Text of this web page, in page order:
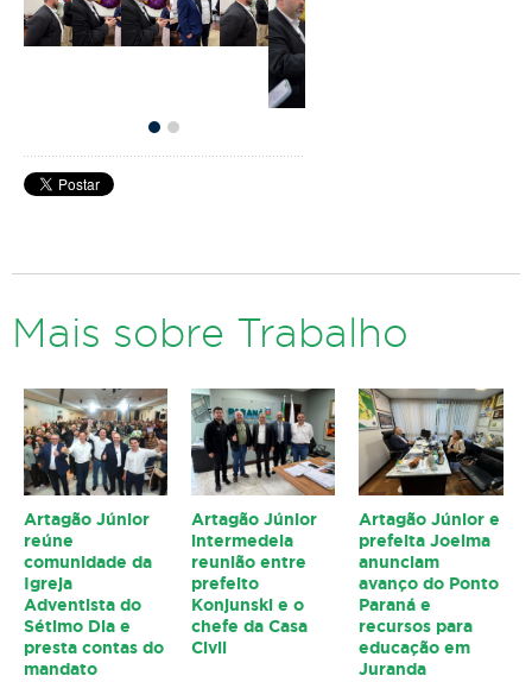
Mais sobre Trabalho
Artagão Júnior
reúne
comunidade da
Igreja
Adventista do
Sétimo Dia e
presta contas do
mandato
Artagão Júnior
intermedeia
reunião entre
prefeito
Konjunski e o
chefe da Casa
Civil
Artagão Júnior e
prefeita Joelma
anunciam
avanço do Ponto
Paraná e
recursos para
educação em
Juranda